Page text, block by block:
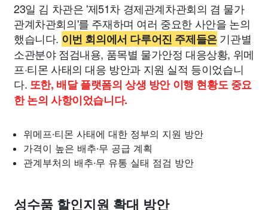
23일 김 차관은 '제51차 경제관계차관회의 겸 물가
관계차관회의'를 주재하며 여러 중요한 사안을 논의
했습니다. 이번 회의에서 다루어진 주제들은기관별
소관분야 점검내용, 품목별 물가안정 대응상황, 위메
프·티몬 사태의 대응 방안과 지원 실적 등이었습니
다. 또한, 배달 플랫폼의 상생 방안 이행 현황도 중요
한 논의 사항이었습니다.
위메프·티몬 사태에 대한 정부의 지원 방안
가격이 높은 배추·무 공급 계획
관계부처의 배추·무 유통 실태 점검 방안
성수품 할인지원 확대 방안